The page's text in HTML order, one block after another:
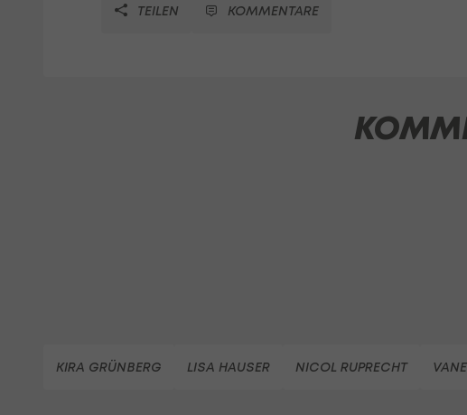
TEILEN KOMMENTARE
KIRA GRÜNBERG LISA HAUSER NICOL RUPRECHT